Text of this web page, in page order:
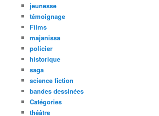
jeunesse
témoignage
Films
majanissa
policier
historique
saga
science fiction
bandes dessinées
Catégories
théâtre